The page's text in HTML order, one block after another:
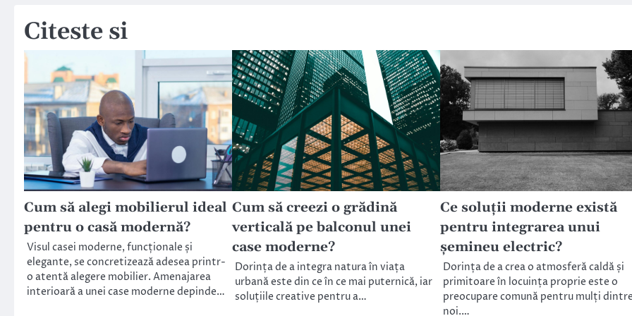
Citeste si
Cum să alegi mobilierul ideal
pentru o casă modernă?
Visul casei moderne, funcționale și
elegante, se concretizează adesea printr-
o atentă alegere mobilier. Amenajarea
interioară a unei case moderne depinde…
Cum să creezi o grădină
verticală pe balconul unei
case moderne?
Dorința de a integra natura în viața
urbană este din ce în ce mai puternică, iar
soluțiile creative pentru a…
Ce soluții moderne există
pentru integrarea unui
șemineu electric?
Dorința de a crea o atmosferă caldă și
primitoare în locuința proprie este o
preocupare comună pentru mulți
noi.…